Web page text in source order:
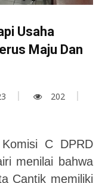
Usaha
Maju Dan
202
C DPRD
menilai bahwa
Cantik memiliki